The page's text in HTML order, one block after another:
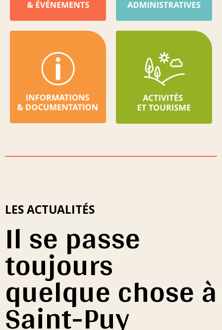
LES ACTUALITÉS
Il se passe
toujours
quelque chose à
Saint-Puy